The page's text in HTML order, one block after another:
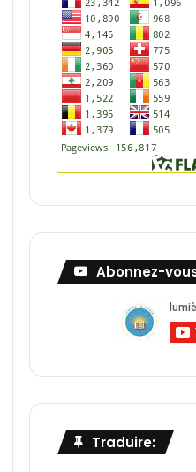
Abonnez-
Traduire: